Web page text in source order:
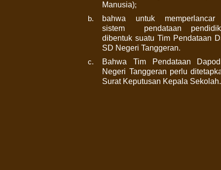
Manusia);
b.
bahwa untuk
memperlancar
sistem
pendataan
dibentuk suatu Tim Pendataan
SD Negeri Tanggeran.
c.
Bahwa Tim Pendataan
Negeri Tanggeran perlu
Surat Keputusan Kepala Sekolah.